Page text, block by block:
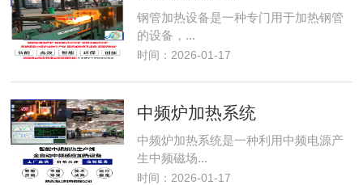
钢管加热设备是一种专门用于加热钢管
的设备，...
时间：2026-01-17
中频炉加热系统
中频炉加热系统是一种利用中频电源产
生中频磁场...
时间：2026-01-17